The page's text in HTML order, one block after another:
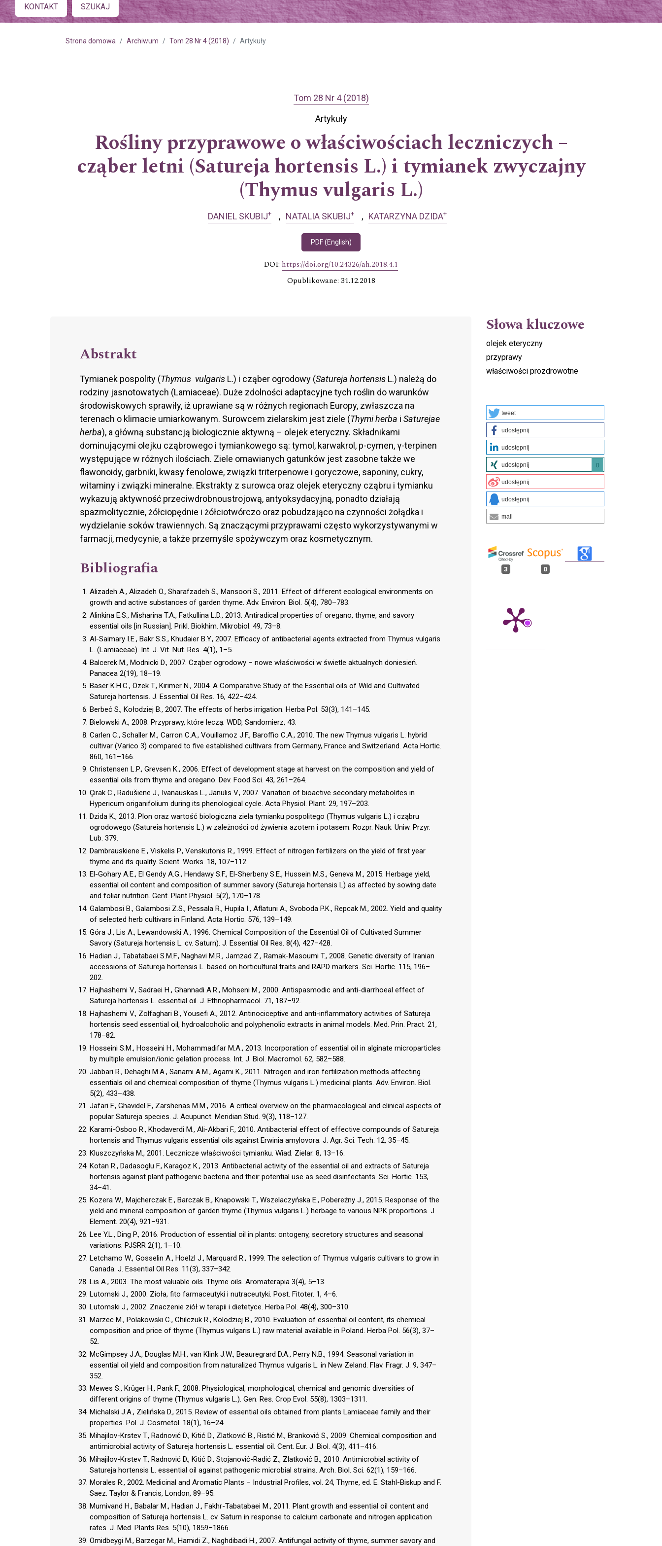
Main menu
KONTAKT SZUKAJ
Strona domowa Archiwum Tom 28 Nr 4 (2018) Artykuły
Tom 28 Nr 4 (2018)
Artykuły
Rośliny przyprawowe o właściwościach leczniczych –
cząber letni (Satureja hortensis L.) i tymianek zwyczajny
(Thymus vulgaris L.)
DANIEL SKUBIJ+ NATALIA SKUBIJ+ KATARZYNA DZIDA+
PDF (English)
DOI: https://doi.org/10.24326/ah.2018.4.1
Opublikowane: 31.12.2018
Abstrakt
Tymianek pospolity (Thymus vulgaris L.) i cząber ogrodowy (Satureja hortensis L.) należą do
rodziny jasnotowatych (Lamiaceae). Duże zdolności adaptacyjne tych roślin do warunków
środowiskowych sprawiły, iż uprawiane są w różnych regionach Europy, zwłaszcza na
terenach o klimacie umiarkowanym. Surowcem zielarskim jest ziele (Thymi herba i Saturejae
herba), a główną substancją biologicznie aktywną – olejek eteryczny. Składnikami
dominującymi olejku cząbrowego i tymiankowego są: tymol, karwakrol, p-cymen, γ-terpinen
występujące w różnych ilościach. Ziele omawianych gatunków jest zasobne także we
flawonoidy, garbniki, kwasy fenolowe, związki triterpenowe i goryczowe, saponiny, cukry,
witaminy i związki mineralne. Ekstrakty z surowca oraz olejek eteryczny cząbru i tymianku
wykazują aktywność przeciwdrobnoustrojową, antyoksydacyjną, ponadto działają
spazmolitycznie, żółciopędnie i żółciotwórczo oraz pobudzająco na czynności żołądka i
wydzielanie soków trawiennych. Są znaczącymi przyprawami często wykorzystywanymi w
farmacji, medycynie, a także przemyśle spożywczym oraz kosmetycznym.
Bibliografia
Alizadeh A., Alizadeh O., Sharafzadeh S., Mansoori S., 2011. Effect of different ecological environments on
growth and active substances of garden thyme. Adv. Environ. Biol. 5(4), 780–783.
Alinkina E.S., Misharina T.A., Fatkullina L.D., 2013. Antiradical properties of oregano, thyme, and savory
essential oils [in Russian]. Prikl. Biokhim. Mikrobiol. 49, 73–8.
Al-Saimary I.E., Bakr S.S., Khudaier B.Y., 2007. Efficacy of antibacterial agents extracted from Thymus vulgaris
L. (Lamiaceae). Int. J. Vit. Nut. Res. 4(1), 1–5.
Balcerek M., Modnicki D., 2007. Cząber ogrodowy – nowe właściwości w świetle aktualnych doniesień.
Panacea 2(19), 18–19.
Baser K.H.C., Özek T., Kirimer N., 2004. A Comparative Study of the Essential oils of Wild and Cultivated
Satureja hortensis. J. Essential Oil Res. 16, 422–424.
Berbeć S., Kołodziej B., 2007. The effects of herbs irrigation. Herba Pol. 53(3), 141–145.
Bielowski A., 2008. Przyprawy, które leczą. WDD, Sandomierz, 43.
Carlen C., Schaller M., Carron C.A., Vouillamoz J.F., Baroffio C.A., 2010. The new Thymus vulgaris L. hybrid
cultivar (Varico 3) compared to five established cultivars from Germany, France and Switzerland. Acta Hortic.
860, 161–166.
Christensen L.P., Grevsen K., 2006. Effect of development stage at harvest on the composition and yield of
essential oils from thyme and oregano. Dev. Food Sci. 43, 261–264.
Çirak C., Radušiene J., Ivanauskas L., Janulis V., 2007. Variation of bioactive secondary metabolites in
Hypericum origanifolium during its phenological cycle. Acta Physiol. Plant. 29, 197–203.
Dzida K., 2013. Plon oraz wartość biologiczna ziela tymianku pospolitego (Thymus vulgaris L.) i cząbru
ogrodowego (Satureia hortensis L.) w zależności od żywienia azotem i potasem. Rozpr. Nauk. Uniw. Przyr.
Lub. 379.
Dambrauskiene E., Viskelis P., Venskutonis R., 1999. Effect of nitrogen fertilizers on the yield of first year
thyme and its quality. Scient. Works. 18, 107–112.
El-Gohary A.E., El Gendy A.G., Hendawy S.F., El-Sherbeny S.E., Hussein M.S., Geneva M., 2015. Herbage yield,
essential oil content and composition of summer savory (Satureja hortensis L) as affected by sowing date
and foliar nutrition. Gent. Plant Physiol. 5(2), 170–178.
Galambosi B., Galambosi Z.S., Pessala R., Hupila I., Aflatuni A., Svoboda P.K., Repcak M., 2002. Yield and quality
of selected herb cultivars in Finland. Acta Hortic. 576, 139–149.
Góra J., Lis A., Lewandowski A., 1996. Chemical Composition of the Essential Oil of Cultivated Summer
Savory (Satureja hortensis L. cv. Saturn). J. Essential Oil Res. 8(4), 427–428.
Hadian J., Tabatabaei S.M.F., Naghavi M.R., Jamzad Z., Ramak-Masoumi T., 2008. Genetic diversity of Iranian
accessions of Satureja hortensis L. based on horticultural traits and RAPD markers. Sci. Hortic. 115, 196–
202.
Hajhashemi V., Sadraei H., Ghannadi A.R., Mohseni M., 2000. Antispasmodic and anti-diarrhoeal effect of
Satureja hortensis L. essential oil. J. Ethnopharmacol. 71, 187–92.
Hajhashemi V., Zolfaghari B., Yousefi A., 2012. Antinociceptive and anti-inflammatory activities of Satureja
hortensis seed essential oil, hydroalcoholic and polyphenolic extracts in animal models. Med. Prin. Pract. 21,
178–82.
Hosseini S.M., Hosseini H., Mohammadifar M.A., 2013. Incorporation of essential oil in alginate microparticles
by multiple emulsion/ionic gelation process. Int. J. Biol. Macromol. 62, 582–588.
Jabbari R., Dehaghi M.A., Sanami A.M., Agami K., 2011. Nitrogen and iron fertilization methods affecting
essentials oil and chemical composition of thyme (Thymus vulgaris L.) medicinal plants. Adv. Environ. Biol.
5(2), 433–438.
Jafari F., Ghavidel F., Zarshenas M.M., 2016. A critical overview on the pharmacological and clinical aspects of
popular Satureja species. J. Acupunct. Meridian Stud. 9(3), 118–127.
Karami-Osboo R., Khodaverdi M., Ali-Akbari F., 2010. Antibacterial effect of effective compounds of Satureja
hortensis and Thymus vulgaris essential oils against Erwinia amylovora. J. Agr. Sci. Tech. 12, 35–45.
Kluszczyńska M., 2001. Lecznicze właściwości tymianku. Wiad. Zielar. 8, 13–16.
Kotan R., Dadasoglu F., Karagoz K., 2013. Antibacterial activity of the essential oil and extracts of Satureja
hortensis against plant pathogenic bacteria and their potential use as seed disinfectants. Sci. Hortic. 153,
34–41.
Kozera W., Majcherczak E., Barczak B., Knapowski T., Wszelaczyńska E., Pobereżny J., 2015. Response of the
yield and mineral composition of garden thyme (Thymus vulgaris L.) herbage to various NPK proportions. J.
Element. 20(4), 921–931.
Lee Y.L., Ding P., 2016. Production of essential oil in plants: ontogeny, secretory structures and seasonal
variations. PJSRR 2(1), 1–10.
Letchamo W., Gosselin A., Hoelzl J., Marquard R., 1999. The selection of Thymus vulgaris cultivars to grow in
Canada. J. Essential Oil Res. 11(3), 337–342.
Lis A., 2003. The most valuable oils. Thyme oils. Aromaterapia 3(4), 5–13.
Lutomski J., 2000. Zioła, fito farmaceutyki i nutraceutyki. Post. Fitoter. 1, 4–6.
Lutomski J., 2002. Znaczenie ziół w terapii i dietetyce. Herba Pol. 48(4), 300–310.
Marzec M., Polakowski C., Chilczuk R., Kolodziej B., 2010. Evaluation of essential oil content, its chemical
composition and price of thyme (Thymus vulgaris L.) raw material available in Poland. Herba Pol. 56(3), 37–
52.
McGimpsey J.A., Douglas M.H., van Klink J.W., Beauregrard D.A., Perry N.B., 1994. Seasonal variation in
essential oil yield and composition from naturalized Thymus vulgaris L. in New Zeland. Flav. Fragr. J. 9, 347–
352.
Mewes S., Krüger H., Pank F., 2008. Physiological, morphological, chemical and genomic diversities of
different origins of thyme (Thymus vulgaris L.). Gen. Res. Crop Evol. 55(8), 1303–1311.
Michalski J.A., Zielińska D., 2015. Review of essential oils obtained from plants Lamiaceae family and their
properties. Pol. J. Cosmetol. 18(1), 16–24.
Mihajilov-Krstev T., Radnović D., Kitić D., Zlatković B., Ristić M., Branković S., 2009. Chemical composition and
antimicrobial activity of Satureja hortensis L. essential oil. Cent. Eur. J. Biol. 4(3), 411–416.
Mihajilov-Krstev T., Radnović D., Kitić D., Stojanović-Radić Z., Zlatković B., 2010. Antimicrobial activity of
Satureja hortensis L. essential oil against pathogenic microbial strains. Arch. Biol. Sci. 62(1), 159–166.
Morales R., 2002. Medicinal and Aromatic Plants – Industrial Profiles, vol. 24, Thyme, ed. E. Stahl-Biskup and F.
Saez. Taylor & Francis, London, 89–95.
Mumivand H., Babalar M., Hadian J., Fakhr-Tabatabaei M., 2011. Plant growth and essential oil content and
composition of Satureja hortensis L. cv. Saturn in response to calcium carbonate and nitrogen application
rates. J. Med. Plants Res. 5(10), 1859–1866.
Omidbeygi M., Barzegar M., Hamidi Z., Naghdibadi H., 2007. Antifungal activity of thyme, summer savory and
Słowa kluczowe
olejek eteryczny
przyprawy
właściwości prozdrowotne
tweet
udostępnij
udostępnij
udostępnij 0
udostępnij
udostępnij
mail
3 0